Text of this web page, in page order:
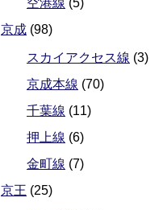
空港線 (5)
京成 (98)
スカイアクセス線 (3)
京成本線 (70)
千葉線 (11)
押上線 (6)
金町線 (7)
京王 (25)